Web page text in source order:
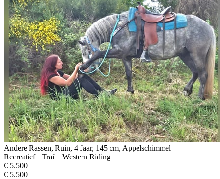
Andere Rassen, Ruin, 4 Jaar, 145 cm, Appelschimmel
Recreatief · Trail · Western Riding
€ 5.500
€ 5.500